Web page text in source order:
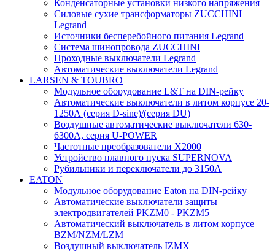
Конденсаторные установки низкого напряжения
Силовые сухие трансформаторы ZUCCHINI
Legrand
Источники бесперебойного питания Legrand
Система шинопровода ZUCCHINI
Проходные выключатели Legrand
Автоматические выключатели Legrand
LARSEN & TOUBRO
Модульное оборудование L&T на DIN-рейку
Автоматические выключатели в литом корпусе 20-
1250А (серия D-sine)/(серия DU)
Воздушные автоматические выключатели 630-
6300А, серия U-POWER
Частотные преобразователи X2000
Устройство плавного пуска SUPERNOVA
Рубильники и переключатели до 3150А
EATON
Модульное оборудование Eaton на DIN-рейку
Автоматические выключатели защиты
электродвигателей PKZM0 - PKZM5
Автоматический выключатель в литом корпусе
BZM/NZM/LZM
Воздушный выключатель IZMX